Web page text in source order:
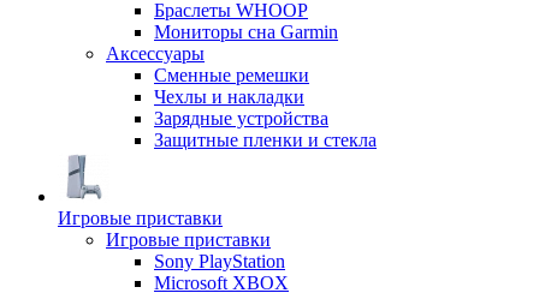
Браслеты WHOOP
Мониторы сна Garmin
Аксессуары
Сменные ремешки
Чехлы и накладки
Зарядные устройства
Защитные пленки и стекла
Игровые приставки
Игровые приставки
Sony PlayStation
Microsoft XBOX